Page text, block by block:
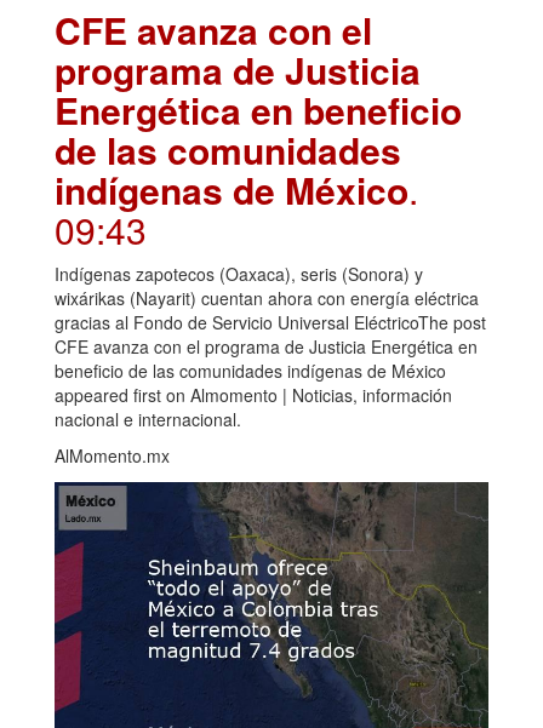
CFE avanza con el
programa de Justicia
Energética en beneficio
de las comunidades
indígenas de México.
09:43
Indígenas zapotecos (Oaxaca), seris (Sonora) y
wixárikas (Nayarit) cuentan ahora con energía eléctrica
gracias al Fondo de Servicio Universal EléctricoThe post
CFE avanza con el programa de Justicia Energética en
beneficio de las comunidades indígenas de México
appeared first on Almomento | Noticias, información
nacional e internacional.
AlMomento.mx